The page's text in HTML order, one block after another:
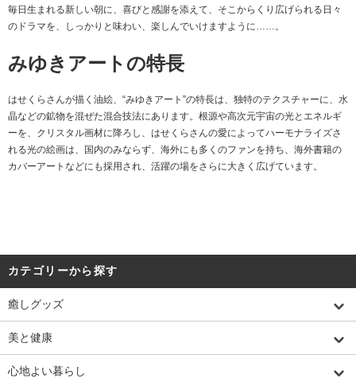
毎日生まれる新しい朝に、喜びと感謝を添えて、そこからくり広げられる日々
のドラマを、しっかりと味わい、楽しんでいけますように……。
みゆきアートの特長
はせくらさんが描く油絵、“みゆきアート”の特長は、独特のテクスチャーに、水
晶などの鉱物を混ぜた混合技法にあります。根源や高次元宇宙の光とエネルギ
ーを、クリスタル画材に降ろし、はせくらさんの愛によってハーモナライズさ
れる光の絵画は、国内のみならず、海外にも多くのファンを持ち、海外書籍の
カバーアートなどにも採用され、活躍の場をさらに大きく広げています。
カテゴリーから探す
癒しグッズ
美と健康
心地よい暮らし